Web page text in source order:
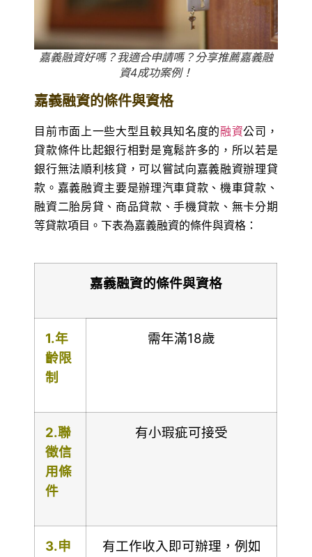
嘉義融資好嗎？我適合申請嗎？分享推薦嘉義融
資4成功案例！
嘉義融資的條件與資格
目前市面上一些大型且較具知名度的融資公司，
貸款條件比起銀行相對是寬鬆許多的，所以若是
銀行無法順利核貸，可以嘗試向嘉義融資辦理貸
款。嘉義融資主要是辦理汽車貸款、機車貸款、
融資二胎房貸、商品貸款、手機貸款、無卡分期
等貸款項目。下表為嘉義融資的條件與資格：
嘉義融資的條件與資格
1.年
齡限
制
需年滿18歲
2.聯
徵信
用條
件
有小瑕疵可接受
3.申
有工作收入即可辦理，例如